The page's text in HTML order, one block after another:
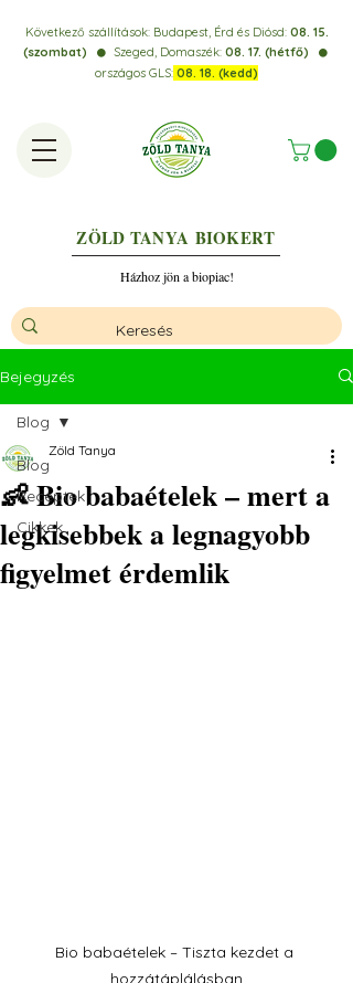
ZÖLD TANYA BIOKERT
Házhoz jön a biopiac!
Következő szállítások: Budapest, Érd és Diósd:08. 15.
(szombat)
⚫️ Szeged, Domaszék: 08. 17. (hétfő) ⚫️
országos GLS: 08. 18. (kedd)
Bejegyzés
Blog
Receptek
Cikkek
Blog
👶 Bio babaételek – mert a
legkisebbek a legnagyobb
figyelmet érdemlik
Zöld Tanya
Bio babaételek – Tiszta kezdet a
hozzátáplálásban